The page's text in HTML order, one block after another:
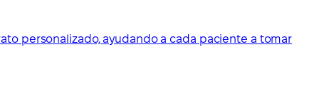
personalizado, ayudando a cada paciente a tomar